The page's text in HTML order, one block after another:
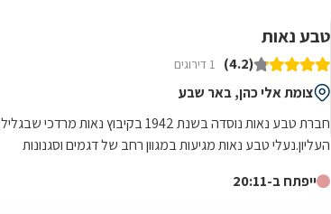
טבע נאות
(4.2) 1 דירוגים
צומת אלי כהן, באר שבע
חברת טבע נאות נוסדה בשנת 1942 בקיבוץ נאות מרדכי שבגליל
העליון.נעלי טבע נאות מגיעות במגוון רחב של דגמים וסגנונות
ייפתח ב-20:11